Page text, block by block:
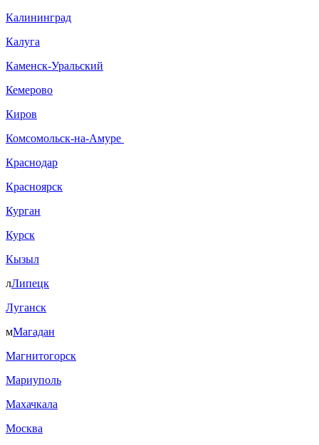
Калининград
Калуга
Каменск-Уральский
Кемерово
Киров
Комсомольск-на-Амуре
Краснодар
Красноярск
Курган
Курск
Кызыл
лЛипецк
Луганск
мМагадан
Магнитогорск
Мариуполь
Махачкала
Москва